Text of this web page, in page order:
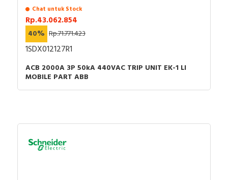
Chat untuk Stock
Rp.43.062.854
40% Rp.71.771.423
1SDX012127R1
ACB 2000A 3P 50kA 440VAC TRIP UNIT EK-1 LI
MOBILE PART ABB